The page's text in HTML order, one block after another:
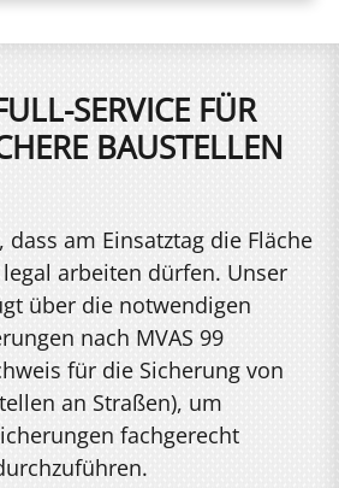
SERVICE FÜR
BAUSTELLEN
am Einsatztag die Fläche
arbeiten dürfen. Unser
über die notwendigen
nach MVAS 99
für die Sicherung von
an Straßen), um
fachgerecht